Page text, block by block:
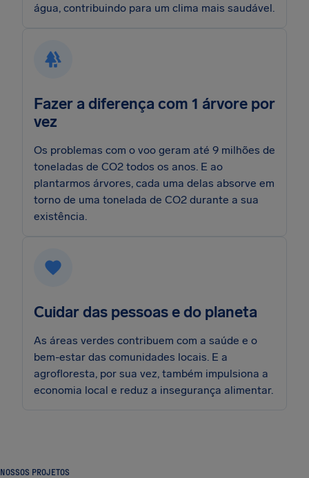
água, contribuindo para um clima mais saudável.
Fazer a diferença com 1 árvore por
vez
Os problemas com o voo geram até 9 milhões de
toneladas de CO2 todos os anos. E ao
plantarmos árvores, cada uma delas absorve em
torno de uma tonelada de CO2 durante a sua
existência.
Cuidar das pessoas e do planeta
As áreas verdes contribuem com a saúde e o
bem-estar das comunidades locais. E a
agrofloresta, por sua vez, também impulsiona a
economia local e reduz a insegurança alimentar.
NOSSOS PROJETOS